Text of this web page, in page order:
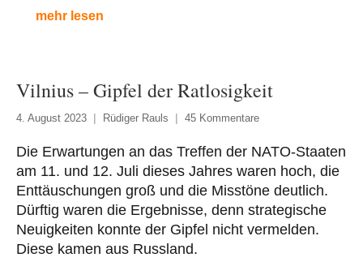
mehr lesen
Vilnius – Gipfel der Ratlosigkeit
4. August 2023 Rüdiger Rauls 45 Kommentare
Die Erwartungen an das Treffen der NATO-Staaten
am 11. und 12. Juli dieses Jahres waren hoch, die
Enttäuschungen groß und die Misstöne deutlich.
Dürftig waren die Ergebnisse, denn strategische
Neuigkeiten konnte der Gipfel nicht vermelden.
Diese kamen aus Russland.